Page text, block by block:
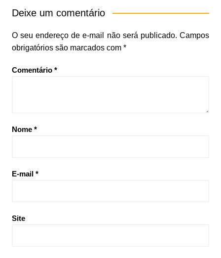
Deixe um comentário
O seu endereço de e-mail não será publicado. Campos
obrigatórios são marcados com *
Comentário *
Nome *
E-mail *
Site